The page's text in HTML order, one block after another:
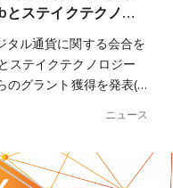
ステイクテクノ…
タル通貨に関する会合を
ステイクテクノロジー
のグラント獲得を発表(…
ニュース